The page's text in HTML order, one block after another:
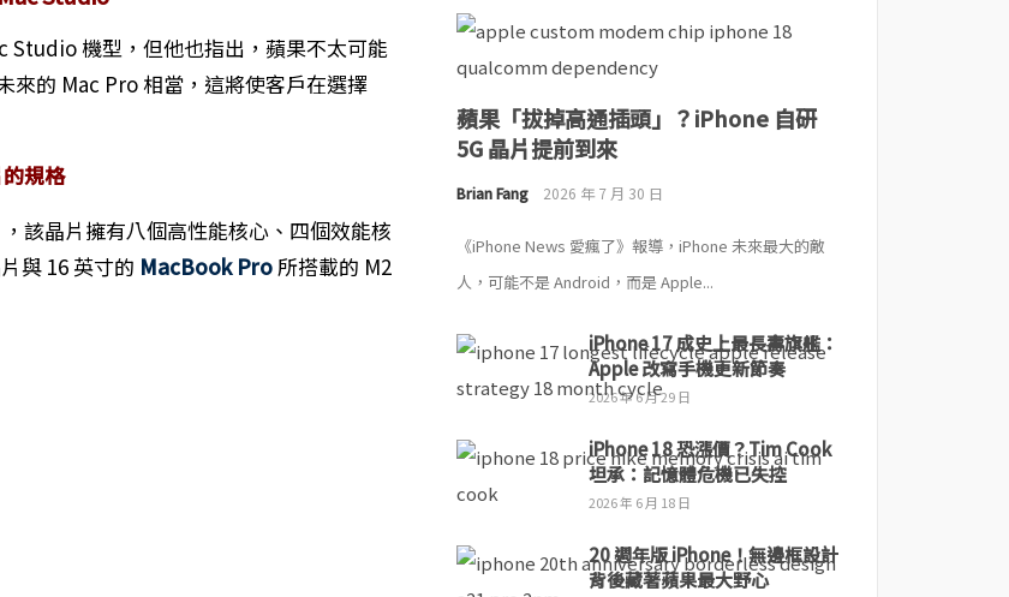
Studio 機型，但他也指出，蘋果不太可能
的 Mac Pro 相當，這將使客戶在選擇
規格
該晶片擁有八個高性能核心、四個效能核
與 16 英寸的 MacBook Pro所搭載的 M2
蘋果「拔掉高通插頭」？iPhone 自研
5G 晶片提前到來
Brian Fang 2026 年 7 月 30 日
《iPhone News 愛瘋了》報導，iPhone 未來最大的敵
人，可能不是 Android，而是 Apple...
iPhone 17 成史上最長壽旗艦：
Apple 改寫手機更新節奏
2026 年 6 月 29 日
iPhone 18 恐漲價？Tim Cook
坦承：記憶體危機已失控
2026 年 6 月 18 日
20 週年版 iPhone！無邊框設計
背後藏著蘋果最大野心